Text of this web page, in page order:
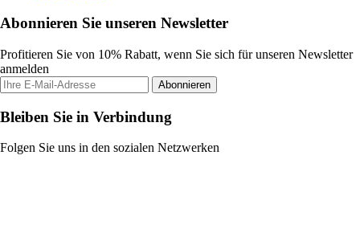
Abonnieren Sie unseren Newsletter
Profitieren Sie von 10% Rabatt, wenn Sie sich für unseren Newsletter
anmelden
Abonnieren
Bleiben Sie in Verbindung
Folgen Sie uns in den sozialen Netzwerken